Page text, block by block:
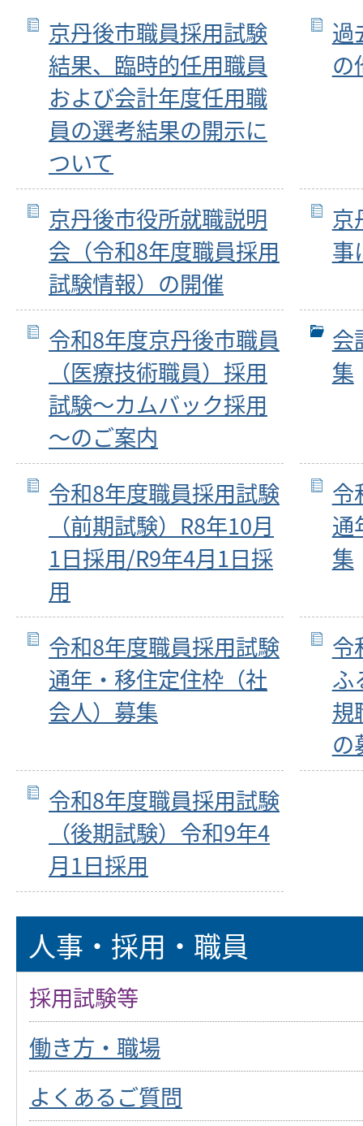
京丹後市職員採用試験
結果、臨時的任用職員
および会計年度任用職
員の選考結果の開示に
ついて
過
の
京丹後市役所就職説明
会（令和8年度職員採用
試験情報）の開催
京
事
令和8年度京丹後市職員
（医療技術職員）採用
試験～カムバック採用
～のご案内
会
集
令和8年度職員採用試験
（前期試験）R8年10月
1日採用/R9年4月1日採
用
令
通
集
令和8年度職員採用試験
通年・移住定住枠（社
会人）募集
令
ふ
規
の
令和8年度職員採用試験
（後期試験）令和9年4
月1日採用
人事・採用・職員
採用試験等
働き方・職場
よくあるご質問